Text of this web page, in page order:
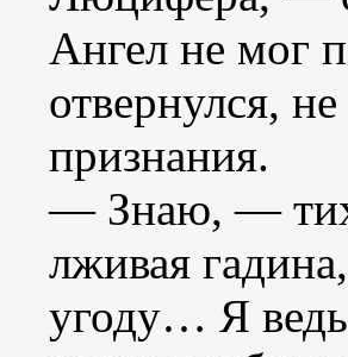
Ангел не мог
отвернулся,
признания.
— Знаю, —
лживая
угоду… Я